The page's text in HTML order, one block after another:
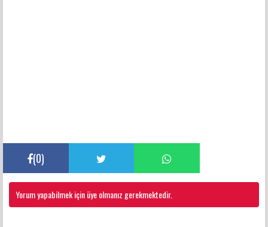
(0)
Yorum yapabilmek için üye olmanız gerekmektedir.